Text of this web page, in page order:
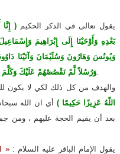
يقول تعالى في الذكر الحكيم ( إِنَّا
بَعْدِهِ وَأَوْحَيْنَا إِلَى إِبْرَاهِيمَ
وَيُونُسَ وَهَارُونَ وَسُلَيْمَانَ وَآتَيْنَا
وَرُسُلاً لَّمْ نَقْصُصْهُمْ عَلَيْكَ وَكَلَّمَ
والهدف من كل ذلك لكي لا يكون
اللّهُ عَزِيزًا حَكِيمًا )أي ان الله
بعد أن يقيم الحجة عليهم ، ومن
يقول الإمام الباقر عليه السلام :«